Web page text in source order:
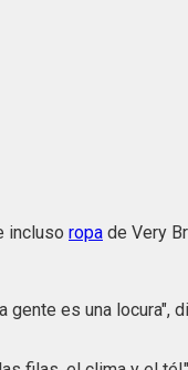
incluso ropa de Very
es una locura",